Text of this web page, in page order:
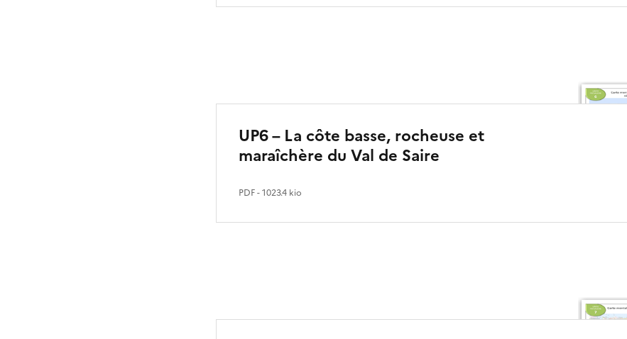
UP6 – La côte basse, rocheuse et
maraîchère du Val de Saire
PDF- 1023.4 kio